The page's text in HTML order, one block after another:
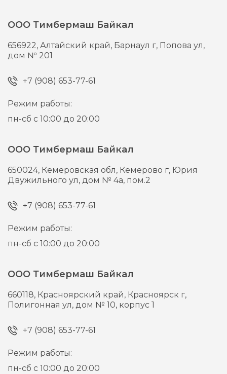
ООО Тимбермаш Байкал
656922,Алтайский край, Барнаул г, Попова ул,
дом № 201
+7 (908) 653-77-61
Режим работы:
пн-сб с 10:00 до 20:00
ООО Тимбермаш Байкал
650024, Кемеровская обл, Кемерово г, Юрия
Двужильного ул, дом № 4а, пом.2
+7 (908) 653-77-61
Режим работы:
пн-сб с 10:00 до 20:00
ООО Тимбермаш Байкал
660118, Красноярский край, Красноярск г,
Полигонная ул, дом № 10, корпус 1
+7 (908) 653-77-61
Режим работы:
пн-сб с 10:00 до 20:00